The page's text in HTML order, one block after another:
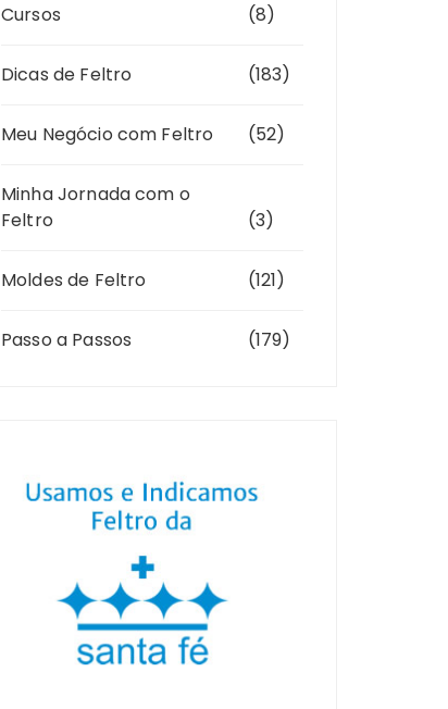
Cursos (8)
Dicas de Feltro (183)
Meu Negócio com Feltro (52)
Minha Jornada com o
Feltro
(3)
Moldes de Feltro (121)
Passo a Passos (179)